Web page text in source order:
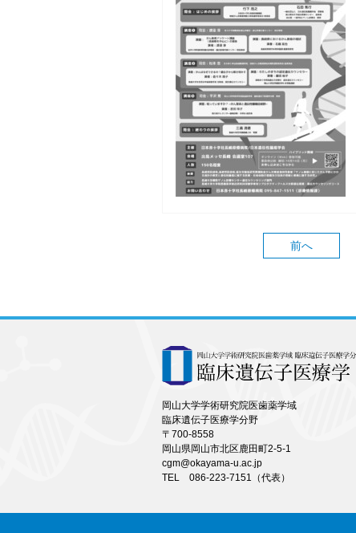
前へ
岡山大学学術研究院医歯薬学域
臨床遺伝子医療学分野
〒700-8558
岡山県岡山市北区鹿田町2-5-1
cgm@okayama-u.ac.jp
TEL 086-223-7151（代表）